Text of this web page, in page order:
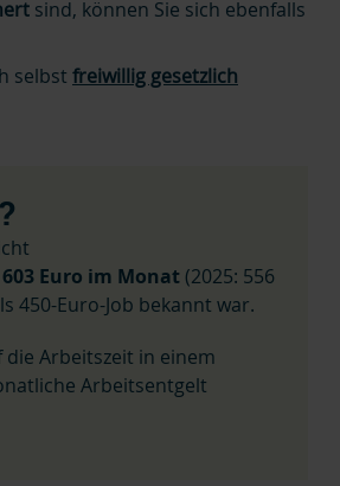
sind, können Sie sich ebenfalls
selbst freiwillig gesetzlich
603 Euro im Monat (2025: 556
450-Euro-Job bekannt war.
Arbeitszeit in einem
Arbeitsentgelt